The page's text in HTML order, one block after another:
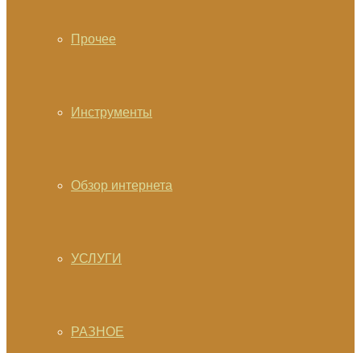
Прочее
Инструменты
Обзор интернета
УСЛУГИ
РАЗНОЕ